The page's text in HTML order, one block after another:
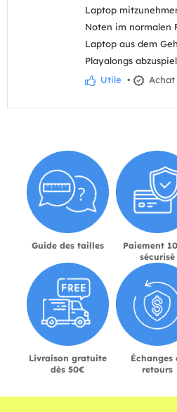
Laptop
Noten im normalen
Laptop aus dem
Playalongs
Utile •
Guide des tailles
Paiement
sécurisé
Livraison gratuite
dès 50€
Échanges
retours